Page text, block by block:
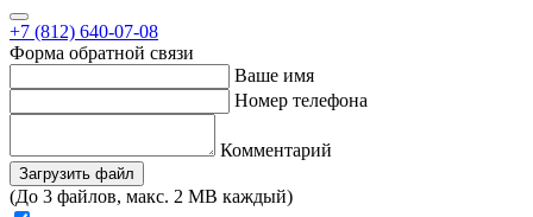
+7 (812) 640-07-08
Форма обратной связи
Ваше имя
Номер телефона
Комментарий
Загрузить файл
(До 3 файлов, макс. 2 MB каждый)